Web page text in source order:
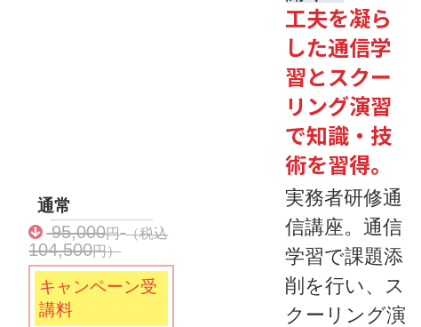
通常
95,000円 （税込
104,500円）
キャンペーン受
講料
工夫を凝ら
した通信学
習とスクー
リング演習
で知識・技
術を習得。
実務者研修通
信講座。通信
学習で課題添
削を行い、ス
クーリング演